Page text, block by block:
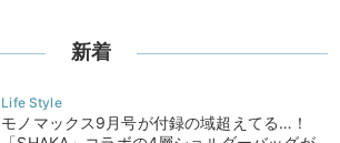
新着
モノマックス9月号が付録の域超えてる…！